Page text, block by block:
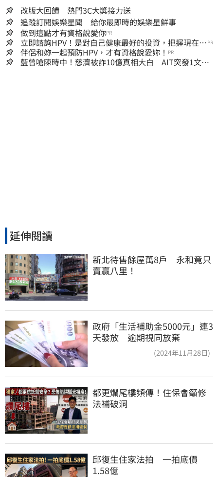
改版大回饋 熱門3C大獎接力送
追蹤訂閱娛樂星聞 給你最即時的娛樂星鮮事
做到這點才有資格說愛你PR
立即諮詢HPV！是對自己健康最好的投資，把握現在不
嫌晚！
PR
伴侶和妳一起預防HPV，才有資格說愛妳！ PR
藍曾嗆陳時中！慈濟被詐10億真相大白 AIT突發1文酸
延伸閱讀
新北待售餘屋萬8戶　永和竟只
賣贏八里！
政府「生活補助金5000元」連3
天發放 逾期視同放棄
(2024年11月28日)
都更爛尾樓頻傳！住保會籲修
法補破洞
邱復生住家法拍　一拍底價
1.58億